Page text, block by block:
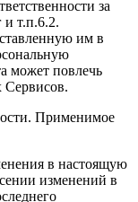
за
и т.п.6.2.
им в
может повлечь
Сервисов.
Применимое
в настоящую
изменений в